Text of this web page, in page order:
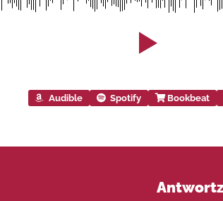
Audible Spotify Bookbeat